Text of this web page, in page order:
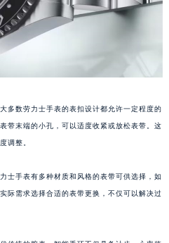
多数劳力士手表的表扣设计都允许一定程度的
带末端的小孔，可以适度收紧或放松表带。这
调整。
士手表有多种材质和风格的表带可供选择，如
际需求选择合适的表带更换，不仅可以解决过